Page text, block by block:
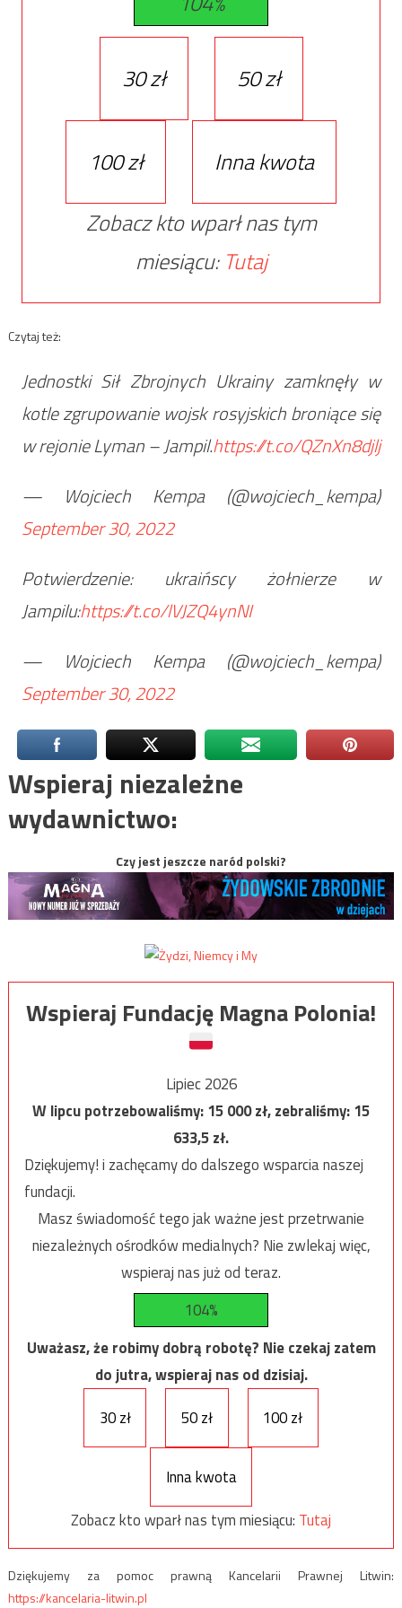
30 zł 50 zł
100 zł
Inna kwota
Zobacz kto wparł nas tym
miesiącu: Tutaj
Czytaj też:
Jednostki Sił Zbrojnych Ukrainy zamknęły w
kotle zgrupowanie wojsk rosyjskich broniące się
w rejonie Lyman – Jampil.https://t.co/QZnXn8djlj
— Wojciech Kempa (@wojciech_kempa)
September 30, 2022
Potwierdzenie: ukraińscy żołnierze w
Jampilu:https://t.co/lVJZQ4ynNI
— Wojciech Kempa (@wojciech_kempa)
September 30, 2022
Wspieraj niezależne
wydawnictwo:
Czy jest jeszcze naród polski?
Wspieraj Fundację Magna Polonia!
Lipiec 2026
W lipcu potrzebowaliśmy:15 000zł, zebraliśmy:15
633,5zł.
Dziękujemy! i zachęcamy do dalszego wsparcia naszej
fundacji.
Masz świadomość tego jak ważne jest przetrwanie
niezależnych ośrodków medialnych? Nie zwlekaj więc,
wspieraj nas już od teraz.
104%
Uważasz, że robimy dobrą robotę? Nie czekaj zatem
do jutra, wspieraj nas od dzisiaj.
30 zł
50 zł 100 zł
Inna kwota
Zobacz kto wparł nas tym miesiącu: Tutaj
Dziękujemy za pomoc prawną Kancelarii Prawnej Litwin:
https://kancelaria-litwin.pl